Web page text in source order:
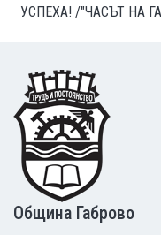
УСПЕХА! /"ЧАСЪТ НА
Footer
Община Габрово